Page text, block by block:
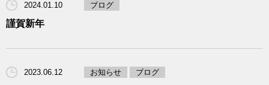
2024.01.10 ブログ
謹賀新年
2023.06.12 お知らせ ブログ